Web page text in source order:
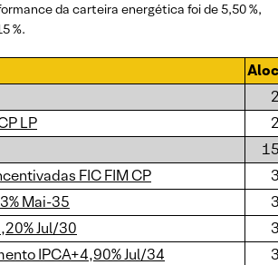
da carteira energética foi de 5,50 %,
%.
LP
FIC FIM CP
Mai-35
Jul/30
IPCA+4,90% Jul/34